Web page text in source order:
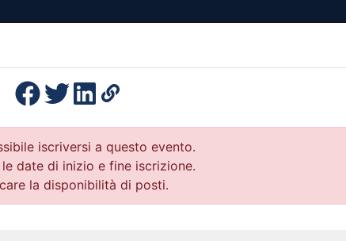
Formazione
Continua
Il portale della